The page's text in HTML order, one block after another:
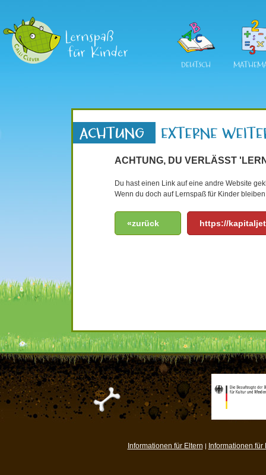
DEUTSCH
ACHTUNG, DU VERLÄSST
Du hast einen Link auf eine andre Website
Wenn du doch auf Lernspaß für Kinder
«zurück https://
Informationen für Eltern | Informationen für